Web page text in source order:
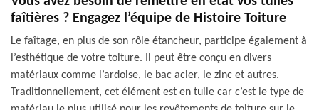
faîtières ? Engagez l’équipe de Histoire Toiture
Le faîtage, en plus de son rôle étancheur, participe également à
l’esthétique de votre toiture. Il peut être conçu en divers
matériaux comme l’ardoise, le bac acier, le zinc et autres.
Traditionnellement, cet élément est en tuile car c’est le type de